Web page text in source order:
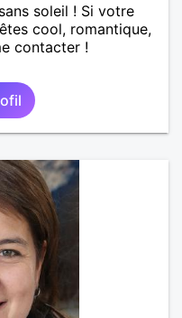
soleil ! Si votre
cool, romantique,
contacter !